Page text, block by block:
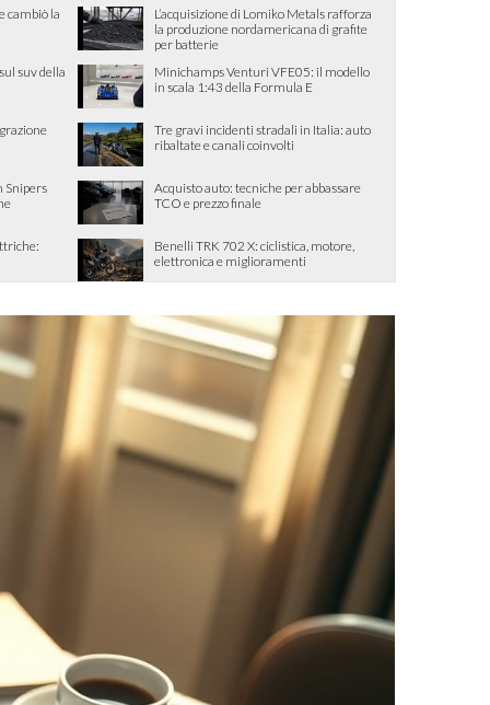
cambiò la
L’acquisizione di Lomiko Metals rafforza
la produzione nordamericana di grafite
per batterie
suv della
Minichamps Venturi VFE05: il modello
in scala 1:43 della Formula E
Tre gravi incidenti stradali in Italia: auto
ribaltate e canali coinvolti
Snipers
Acquisto auto: tecniche per abbassare
TCO e prezzo finale
Benelli TRK 702 X: ciclistica, motore,
elettronica e miglioramenti